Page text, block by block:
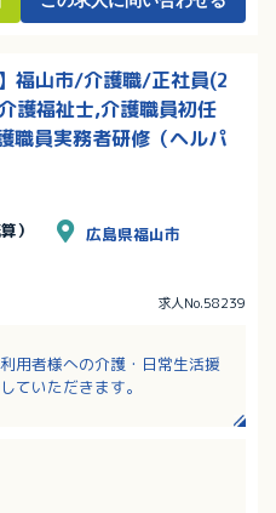
福山市/介護職/正社員(2
護福祉士,介護職員初任
職員実務者研修（ヘルパ
） 広島県福山市
求人No.58239
用者様への介護・日常生活援
ていただきます。